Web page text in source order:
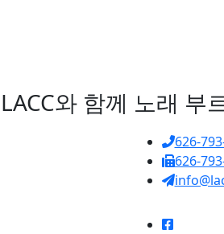
LACC와 함께 노래 부
626-
626-